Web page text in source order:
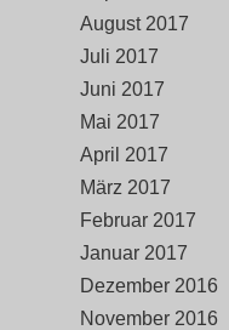
August 2017
Juli 2017
Juni 2017
Mai 2017
April 2017
März 2017
Februar 2017
Januar 2017
Dezember 2016
November 2016